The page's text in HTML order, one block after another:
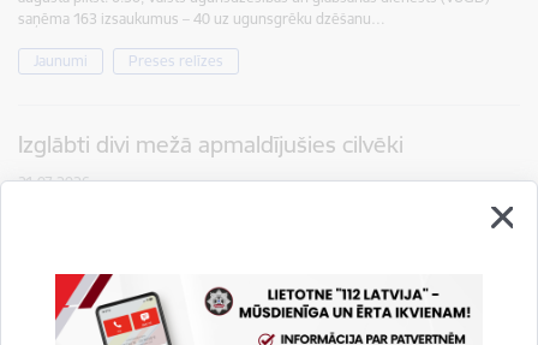
saņēma 163 izsaukumus – 40 uz ugunsgrēku dzēšanu…
Jaunumi Preses relīzes
Izglābti divi mežā apmaldījušies cilvēki
31.07.2026.
Aizvadītajā diennaktī, laika posmā no šī gada 30. jūlija plkst. 6.30 līdz 31. jūlija
plkst. 6.30, Valsts ugunsdzēsības un glābšanas dienests (VUGD) saņēma 47
Jaunumi Preses relīzes